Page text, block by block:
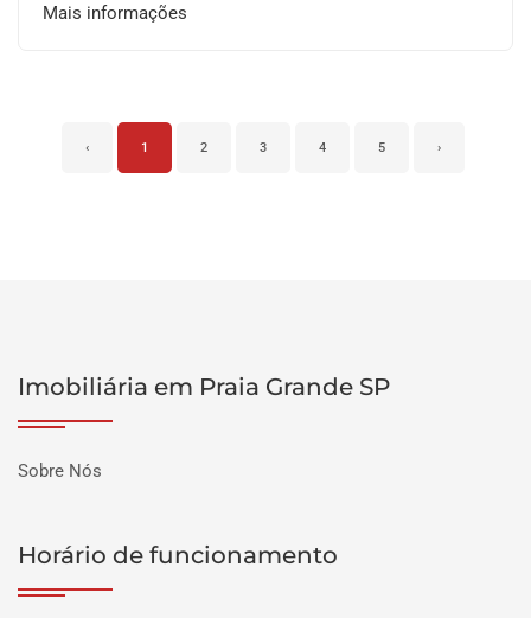
Mais informações
‹ 1 2 3 4 5 ›
Imobiliária em Praia Grande SP
Sobre Nós
Horário de funcionamento